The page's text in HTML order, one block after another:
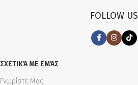
FOLLOW US
ΣΧΕΤΙΚΆ ΜΕ ΕΜΆΣ
Γνωρίστε Μας